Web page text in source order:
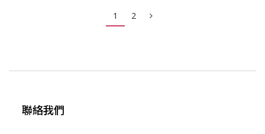
1 2
聯絡我們